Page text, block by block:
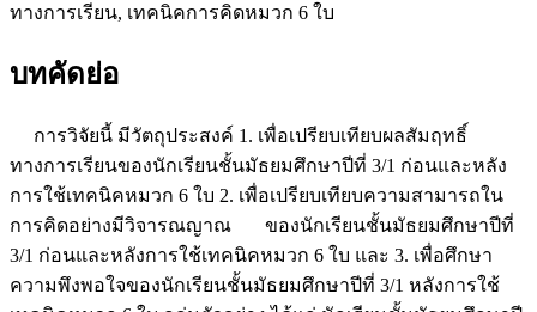
ทางการเรียน, เทคนิคการคิดหมวก 6 ใบ
บทคัดย่อ
การวิจัยนี้ มีวัตถุประสงค์ 1. เพื่อเปรียบเทียบผลสัมฤทธิ์
ทางการเรียนของนักเรียนชั้นมัธยมศึกษาปีที่ 3/1 ก่อนและหลัง
การใช้เทคนิคหมวก 6 ใบ 2. เพื่อเปรียบเทียบความสามารถใน
การคิดอย่างมีวิจารณญาณ ของนักเรียนชั้นมัธยมศึกษาปีที่
3/1 ก่อนและหลังการใช้เทคนิคหมวก 6 ใบ และ 3. เพื่อศึกษา
ความพึงพอใจของนักเรียนชั้นมัธยมศึกษาปีที่ 3/1 หลังการใช้